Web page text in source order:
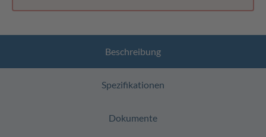
Beschreibung
Spezifikationen
Dokumente